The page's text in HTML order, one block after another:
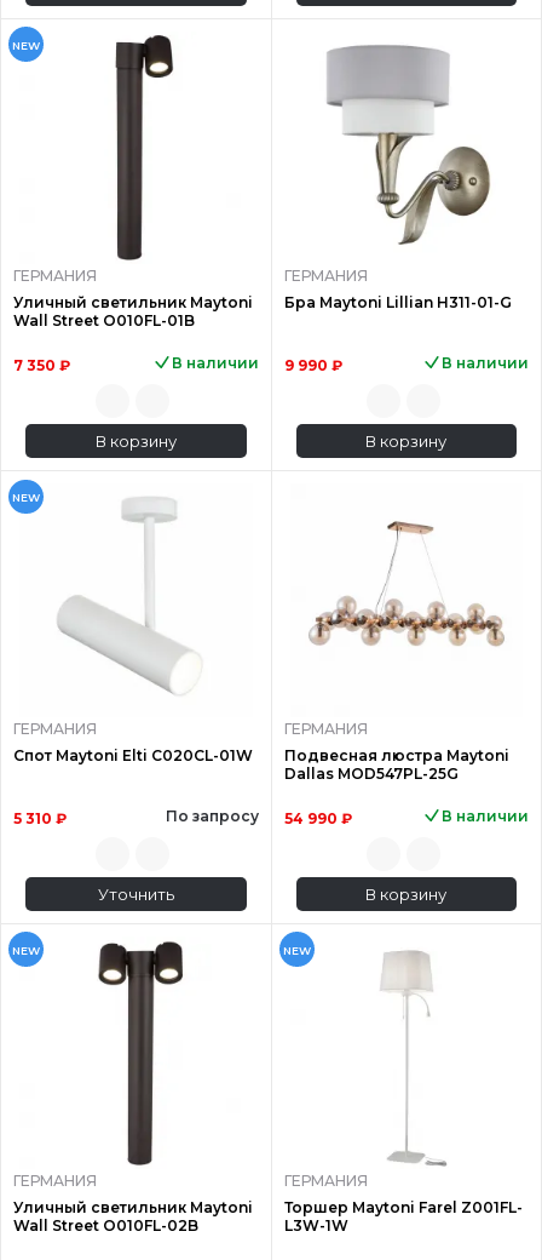
NEW
ГЕРМАНИЯ
Уличный светильник Maytoni
Wall Street O010FL-01B
7 350 ₽ В наличии
В корзину
ГЕРМАНИЯ
Бра Maytoni Lillian H311-01-G
9 990 ₽ В наличии
В корзину
NEW
ГЕРМАНИЯ
Спот Maytoni Elti C020CL-01W
5 310 ₽ По запросу
Уточнить
ГЕРМАНИЯ
Подвесная люстра Maytoni
Dallas MOD547PL-25G
54 990 ₽ В наличии
В корзину
NEW
ГЕРМАНИЯ
Уличный светильник Maytoni
Wall Street O010FL-02B
NEW
ГЕРМАНИЯ
Торшер Maytoni Farel Z001FL-
L3W-1W